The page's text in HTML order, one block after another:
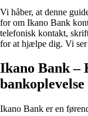
Vi håber, at denne
for om Ikano Bank
telefonisk kontakt,
for at hjælpe dig. Vi
Ikano Bank –
bankoplevelse
Ikano Bank er en